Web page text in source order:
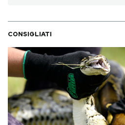
CONSIGLIATI